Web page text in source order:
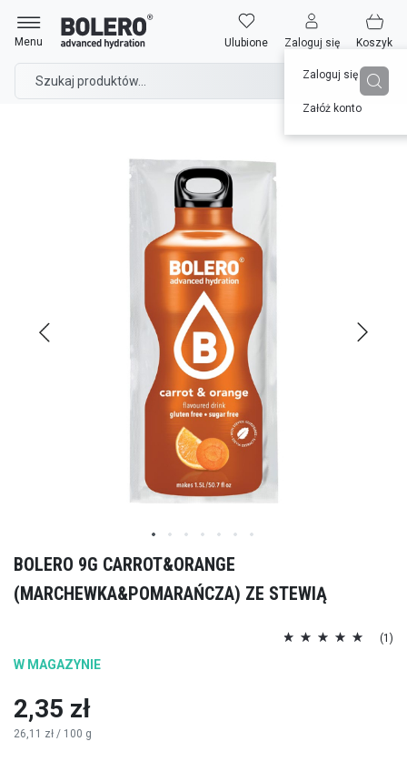
do
treści
Menu Ulubione Zaloguj się
Zaloguj się
Załóż konto
Koszyk
Bolero 9g Carrot&Orange (Marchewka&Pomarańcza) ze stewią
BOLERO 9G CARROT&ORANGE
(MARCHEWKA&POMARAŃCZA) ZE STEWIĄ
Ocena:
(1)
W MAGAZYNIE
2,35 zł
26,11 zł / 100 g
Przejdź
na
początek